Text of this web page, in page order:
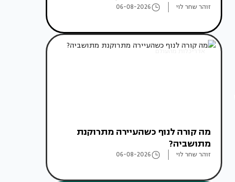
זוהר שחר לוי 06-08-2026
אדריכלות מהעולם
מה קורה לנוף כשהעיירה מתרוקנת
מתושביה?
זוהר שחר לוי 06-08-2026